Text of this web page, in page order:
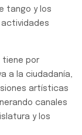
tango y los
actividades
tiene por
a la ciudadanía,
artísticas
canales
y los